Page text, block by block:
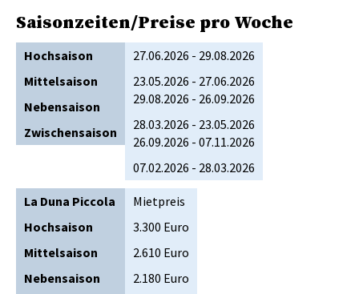
Saisonzeiten/Preise pro Woche
Hochsaison
Mittelsaison
Nebensaison
Zwischensaison
27.06.2026 - 29.08.2026
23.05.2026 - 27.06.2026
29.08.2026 - 26.09.2026
28.03.2026 - 23.05.2026
26.09.2026 - 07.11.2026
07.02.2026 - 28.03.2026
La Duna Piccola
Hochsaison
Mittelsaison
Nebensaison
Mietpreis
3.300 Euro
2.610 Euro
2.180 Euro